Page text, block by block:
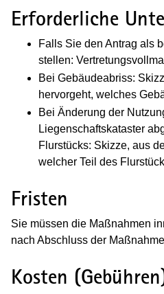
Erforderliche
Falls Sie den Antrag als
stellen:
Bei Gebäudeabriss:
hervorgeht, welches
Bei Änderung der
Liegenschaftskataster
Flurstücks: Skizze, aus
welcher Teil des
Fristen
Sie müssen die Maßnahmen
nach Abschluss der
Kosten